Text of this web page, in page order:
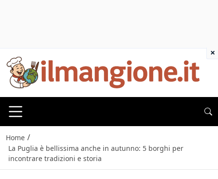
Home /
La Puglia è bellissima anche in autunno: 5 borghi per
incontrare tradizioni e storia
×